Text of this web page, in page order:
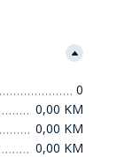
0
0,00 KM
0,00 KM
0,00 KM